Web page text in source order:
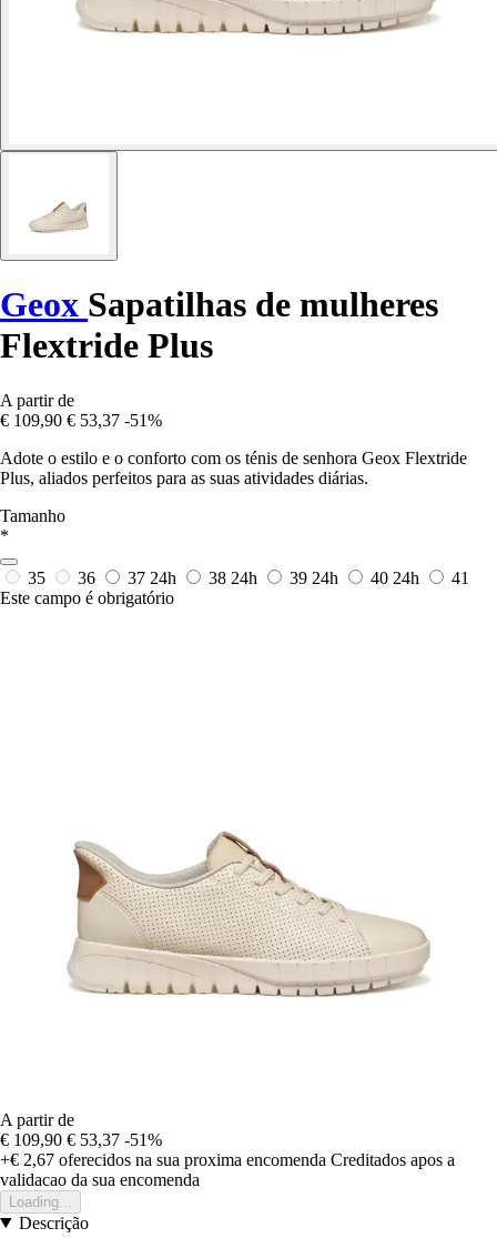
Geox Sapatilhas de mulheres
Flextride Plus
A partir de
€ 109,90 € 53,37 -51%
Adote o estilo e o conforto com os ténis de senhora Geox Flextride
Plus, aliados perfeitos para as suas atividades diárias.
Tamanho
*
35 36 37 24h 38 24h 39 24h 40 24h
41
Este campo é obrigatório
A partir de
€ 109,90 € 53,37 -51%
+€ 2,67 oferecidos na sua proxima encomenda Creditados apos a
validacao da sua encomenda
Loading...
Descrição